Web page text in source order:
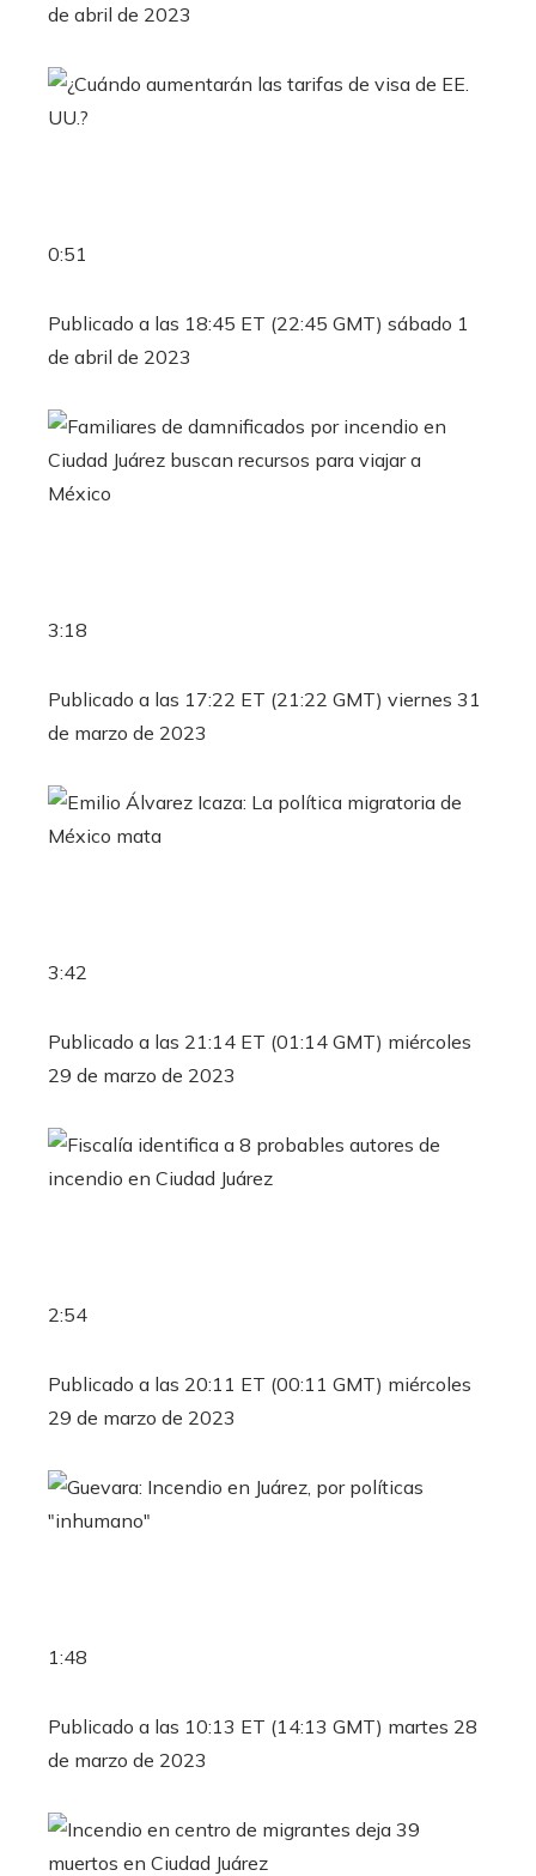
de abril de 2023
0:51
Publicado a las 18:45 ET (22:45 GMT) sábado 1
de abril de 2023
3:18
Publicado a las 17:22 ET (21:22 GMT) viernes 31
de marzo de 2023
3:42
Publicado a las 21:14 ET (01:14 GMT) miércoles
29 de marzo de 2023
2:54
Publicado a las 20:11 ET (00:11 GMT) miércoles
29 de marzo de 2023
1:48
Publicado a las 10:13 ET (14:13 GMT) martes 28
de marzo de 2023